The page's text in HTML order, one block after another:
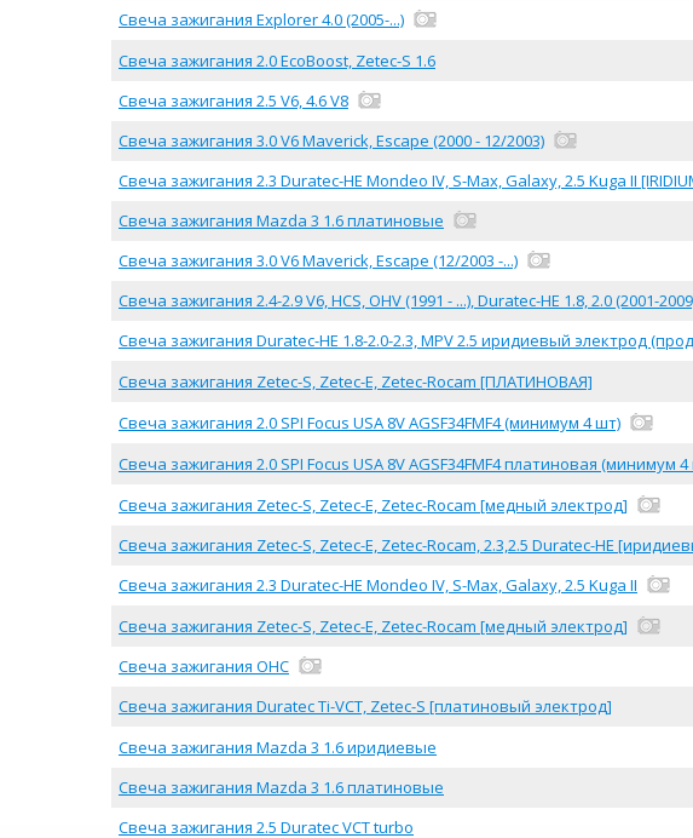
Свеча зажигания Explorer 4.0 (2005-...)
Свеча зажигания 2.0 EcoBoost, Zetec-S 1.6
Свеча зажигания 2.5 V6, 4.6 V8
Свеча зажигания 3.0 V6 Maverick, Escape (2000 - 12/2003)
Свеча зажигания 2.3 Duratec-HE Mondeo IV, S-Max, Galaxy, 2.5 Kuga II
Свеча зажигания Mazda 3 1.6 платиновые
Свеча зажигания 3.0 V6 Maverick, Escape (12/2003 -...)
Свеча зажигания 2.4-2.9 V6, HCS, OHV (1991 - ...), Duratec-HE 1.8, 2.0 (2001-
Свеча зажигания Duratec-HE 1.8-2.0-2.3, MPV 2.5 иридиевый электрод
Свеча зажигания Zetec-S, Zetec-E, Zetec-Rocam [ПЛАТИНОВАЯ]
Свеча зажигания 2.0 SPI Focus USA 8V AGSF34FMF4 (минимум 4 шт)
Свеча зажигания 2.0 SPI Focus USA 8V AGSF34FMF4 платиновая (минимум
Свеча зажигания Zetec-S, Zetec-E, Zetec-Rocam [медный электрод]
Свеча зажигания Zetec-S, Zetec-E, Zetec-Rocam, 2.3,2.5 Duratec-HE
Свеча зажигания 2.3 Duratec-HE Mondeo IV, S-Max, Galaxy, 2.5 Kuga II
Свеча зажигания Zetec-S, Zetec-E, Zetec-Rocam [медный электрод]
Свеча зажигания OHC
Свеча зажигания Duratec Ti-VCT, Zetec-S [платиновый электрод]
Свеча зажигания Mazda 3 1.6 иридиевые
Свеча зажигания Mazda 3 1.6 платиновые
Свеча зажигания 2.5 Duratec VCT turbo